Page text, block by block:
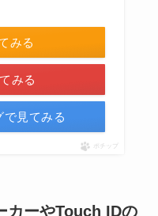
みる
みる
で見てみる
ポチップ
カーやTouch IDの